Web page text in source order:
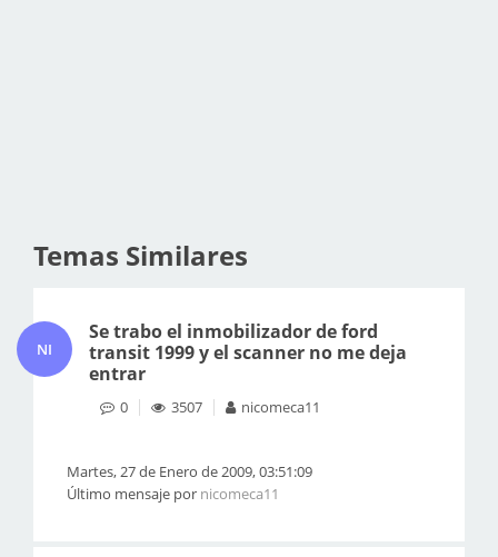
Temas Similares
NI
Se trabo el inmobilizador de ford
transit 1999 y el scanner no me deja
entrar
0 3507 nicomeca11
Martes, 27 de Enero de 2009, 03:51:09
Último mensaje por nicomeca11